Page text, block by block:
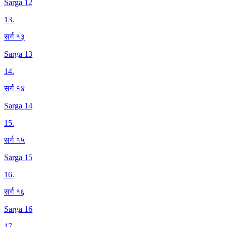
Sarga 12
13.
सर्ग १३
Sarga 13
14.
सर्ग १४
Sarga 14
15.
सर्ग १५
Sarga 15
16.
सर्ग १६
Sarga 16